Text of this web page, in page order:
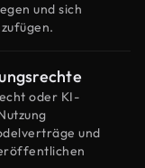
und sich
oder KI-
und